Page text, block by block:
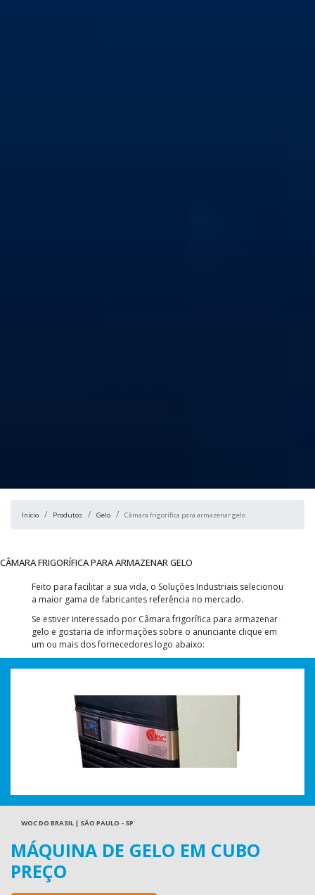
Início Produtos Gelo Câmara frigorífica para armazenar gelo
CÂMARA FRIGORÍFICA PARA ARMAZENAR GELO
Feito para facilitar a sua vida, o Soluções Industriais selecionou
a maior gama de fabricantes referência no mercado.
Se estiver interessado por Câmara frigorífica para armazenar
gelo e gostaria de informações sobre o anunciante clique em
um ou mais dos fornecedores logo abaixo:
WOC DO BRASIL | SÃO PAULO - SP
MÁQUINA DE GELO EM CUBO
PREÇO